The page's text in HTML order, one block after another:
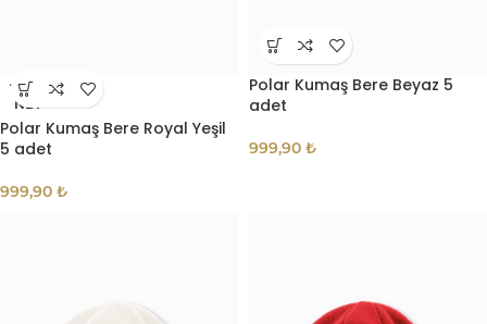
TÜKE
NDI
Polar Kumaş Bere Royal Yeşil
5 adet
999,90 ₺
Polar Kumaş Bere Beyaz 5
adet
999,90 ₺